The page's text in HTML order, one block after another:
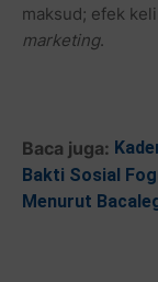
maksud; efek
marketing.
Baca juga:
Bakti Sosial
Menurut